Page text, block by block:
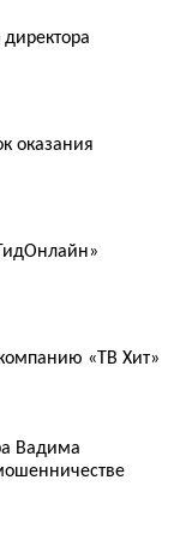
оказания
«ТВ Хит»
Вадима